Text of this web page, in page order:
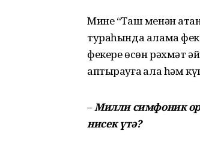
Мине “Таш менән
тураһында алама
фекере өсөн рәхмәт
аптырауға ҡала һәм
–Милли симфоник
нисек үтә?